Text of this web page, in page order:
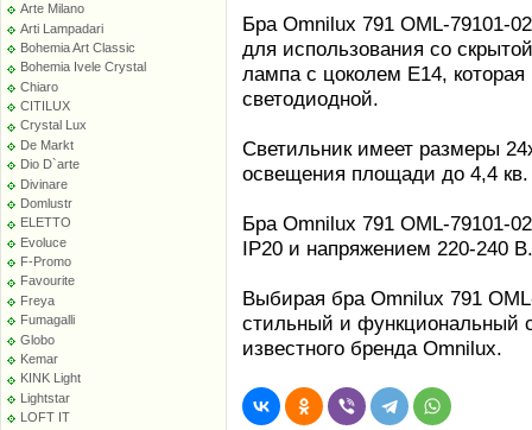
Arte Milano
Arti Lampadari
Bohemia Art Classic
Bohemia Ivele Crystal
Chiaro
CITILUX
Crystal Lux
De Markt
Dio D`arte
Divinare
Domlustr
ELETTO
Evoluce
F-Promo
Favourite
Freya
Fumagalli
Globo
Kemar
KINK Light
Lightstar
LOFT IT
Бра Omnilux 791 OML-79101-
для использования со
лампа с цоколем E14,
светодиодной.
Светильник имеет размеры
освещения площади до 4,4 кв.
Бра Omnilux 791 OML-79101-
IP20 и напряжением 220-240 В.
Выбирая бра Omnilux 791
стильный и функциональный
известного бренда Omnilux.